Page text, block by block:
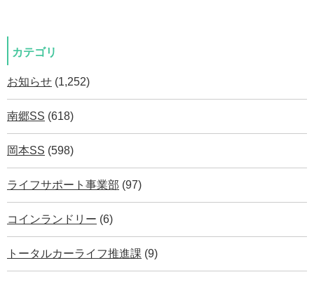
カテゴリ
お知らせ (1,252)
南郷SS (618)
岡本SS (598)
ライフサポート事業部 (97)
コインランドリー (6)
トータルカーライフ推進課 (9)